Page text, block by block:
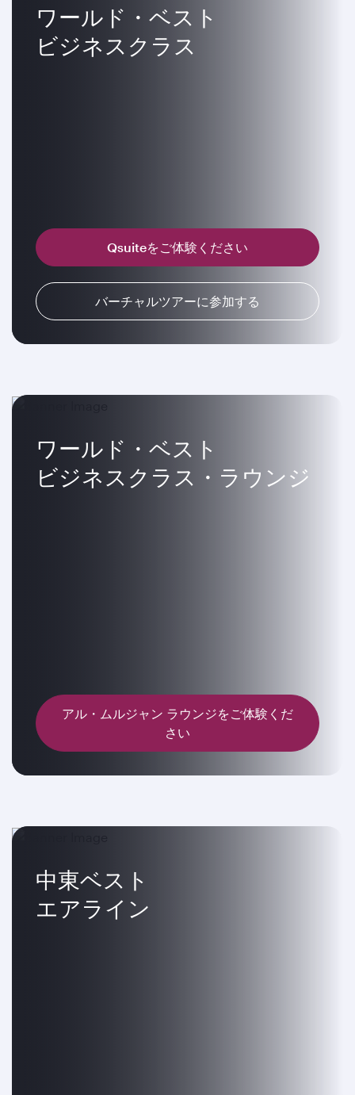
ワールド・ベスト
ビジネスクラス
Qsuiteをご体験ください
バーチャルツアーに参加する
ワールド・ベスト
ビジネスクラス・ラウンジ
アル・ムルジャン ラウンジをご体験くだ
さい
中東ベスト
エアライン